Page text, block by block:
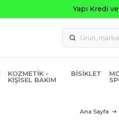
Yapı Kredi ve Garanti
KOZMETIK -
KIŞISEL BAKIM
BISIKLET
Ana Sayfa